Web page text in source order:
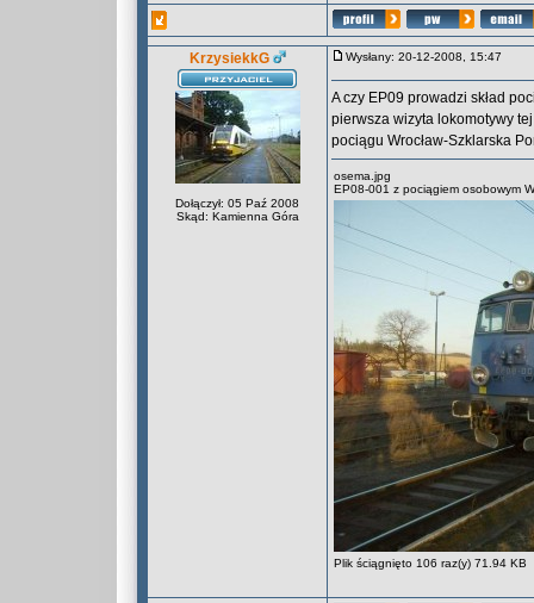
KrzysiekkG
Dołączył: 05 Paź 2008
Skąd: Kamienna Góra
Wysłany: 20-12-2008, 15:47
A czy EP09 prowadzi skład
pierwsza wizyta lokomotywy
pociągu Wrocław-Szklarska
osema.jpg
EP08-001 z pociągiem osobowym
Plik ściągnięto 106 raz(y) 71.94 KB